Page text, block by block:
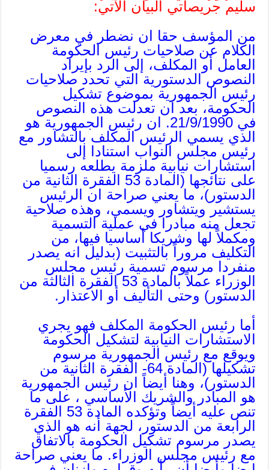
سليم جريصاتي البيان الآتي:
من المؤسف حقا ان نضطر في معرض
الكلام عن صلاحيات رئيس الحكومة
العامل أو المكلف، إلى الرد بإيراد
النصوص الدستورية التي تحدد صلاحيات
رئيس الجمهورية بموضوع تشكيل
الحكومة، بعد ان تعدلت هذه النصوص
في 21/9/1990. ان رئيس الجمهورية هو
الذي يسمي الرئيس المكلف بالتشاور مع
رئيس مجلس النواب استنادا إلى
استشارات نيابية ملزمة يطلعه رسميا
على نتائجها (المادة 53 الفقرة الثانية من
الدستور)، ما يعني صراحة ان الرئيس
يستشير ويتشاور ويسمي، وهذه صلاحية
تجعل منه مبادرا في عملية التسمية
ومكملاً لها وشريكا أساسيا فيها، من
التكليف مروراً بالتثبيت (بدليل انه يصدر
منفردا مرسوم تسمية رئيس مجلس
الوزراء عملاً بالمادة 53 الفقرة الثالثة من
الدستور) وحتى التأليف أو الاعتذار.
أما رئيس الحكومة المكلف فهو يجري
الاستشارات النيابية لتشكيل الحكومة
ويوقع مع رئيس الجمهورية مرسوم
تشكيلها (المادة 64- الفقرة الثانية من
الدستور)، وهنا أيضاً ان رئيس الجمهورية
هو المبادر والشريك الأساسي ، على ما
تنص عليه أيضاً وتؤكده المادة 53 الفقرة
الرابعة من الدستور، لجهة أنه هو الذي
يصدر مرسوم تشكيل الحكومة بالاتفاق
مع رئيس مجلس الوزراء. ما يعني صراحة